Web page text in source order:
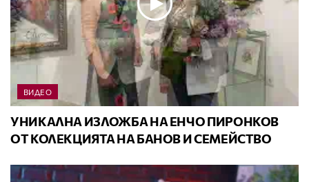
ВИДЕО
УНИКАЛНА ИЗЛОЖБА НА ЕНЧО ПИРОНКОВ
ОТ КОЛЕКЦИЯТА НА БАНОВ И СЕМЕЙСТВО